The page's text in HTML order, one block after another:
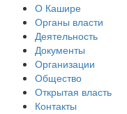
О Кашире
Органы власти
Деятельность
Документы
Организации
Общество
Открытая власть
Контакты